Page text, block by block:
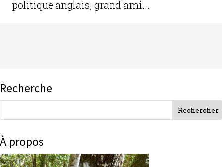
politique anglais, grand ami...
Recherche
À propos